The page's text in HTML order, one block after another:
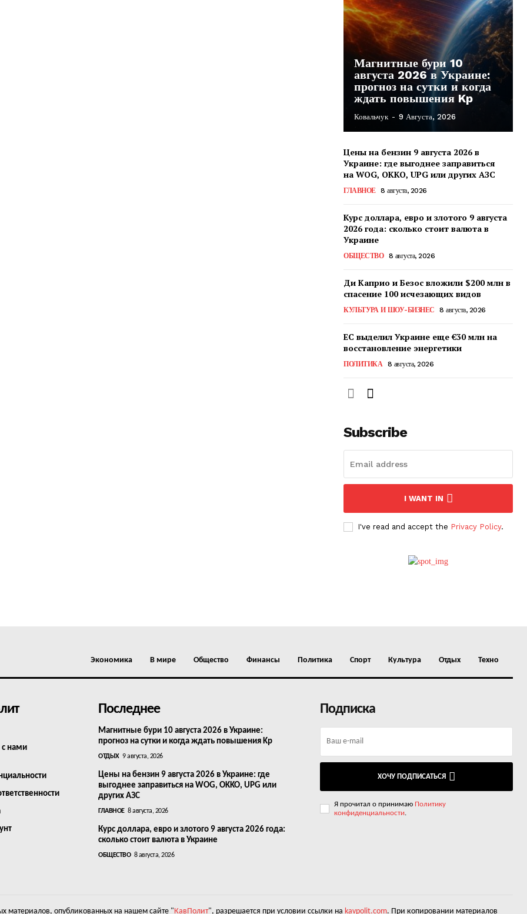
Магнитные бури 10
августа 2026 в Украине:
прогноз на сутки и когда
ждать повышения Kp
Ковальчук - 9 Августа, 2026
Цены на бензин 9 августа 2026 в
Украине: где выгоднее заправиться
на WOG, OKKO, UPG или других АЗС
ГЛАВНОЕ 8 августа, 2026
Курс доллара, евро и злотого 9 августа
2026 года: сколько стоит валюта в
Украине
ОБЩЕСТВО 8 августа, 2026
Ди Каприо и Безос вложили $200 млн в
спасение 100 исчезающих видов
КУЛЬТУРА И ШОУ-БИЗНЕС 8 августа, 2026
ЕС выделил Украине еще €30 млн на
восстановление энергетики
ПОЛИТИКА 8 августа, 2026
Subscribe
I WANT IN
I've read and accept the Privacy Policy.
Экономика В мире Общество Финансы Политика Спорт Культура Отдых Техно
с нами
Последнее
Магнитные бури 10 августа 2026 в Украине:
прогноз на сутки и когда ждать повышения Kp
ОТДЫХ 9 августа, 2026
Цены на бензин 9 августа 2026 в Украине: где
выгоднее заправиться на WOG, OKKO, UPG или
других АЗС
ГЛАВНОЕ 8 августа, 2026
Курс доллара, евро и злотого 9 августа 2026 года:
сколько стоит валюта в Украине
ОБЩЕСТВО 8 августа, 2026
Подписка
ХОЧУ ПОДПИСАТЬСЯ
Я прочитал о принимаю Политику
конфиденциальности.
материалов, опубликованных на нашем сайте " КавПолит", разрешается при условии ссылки на kavpolit.com. При копировании материалов